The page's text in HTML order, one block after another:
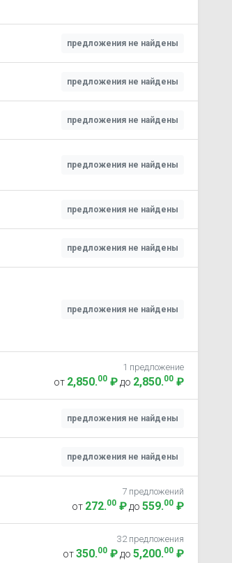
предложения не найдены
предложения не найдены
предложения не найдены
предложения не найдены
предложения не найдены
предложения не найдены
предложения не найдены
1 предложение
от 2,850.00 ₽ до 2,850.00 ₽
предложения не найдены
предложения не найдены
7 предложений
от 272.00 ₽ до 559.00 ₽
32 предложения
от350.00 ₽ до 5,200.00 ₽